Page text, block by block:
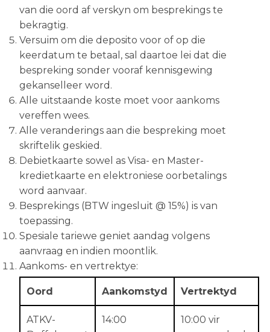
van die oord af verskyn om besprekings te
bekragtig.
Versuim om die deposito voor of op die
keerdatum te betaal, sal daartoe lei dat die
bespreking sonder vooraf kennisgewing
gekanselleer word.
Alle uitstaande koste moet voor aankoms
vereffen wees.
Alle veranderings aan die bespreking moet
skriftelik geskied.
Debietkaarte sowel as Visa- en Master-
kredietkaarte en elektroniese oorbetalings
word aanvaar.
Besprekings (BTW ingesluit @ 15%) is van
toepassing.
Spesiale tariewe geniet aandag volgens
aanvraag en indien moontlik.
Aankoms- en vertrektye:
Oord Aankomstyd Vertrektyd
ATKV-
14:00
10:00 vir